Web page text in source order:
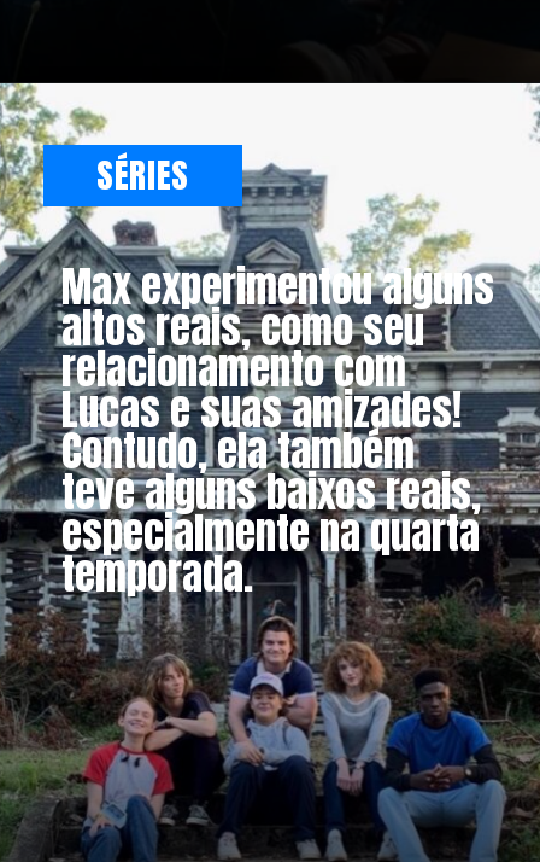
Max experimentou alguns
altos reais, como seu
relacionamento com
Lucas e suas amizades!
Contudo, ela também
teve alguns baixos reais,
especialmente na quarta
temporada.
SÉRIES